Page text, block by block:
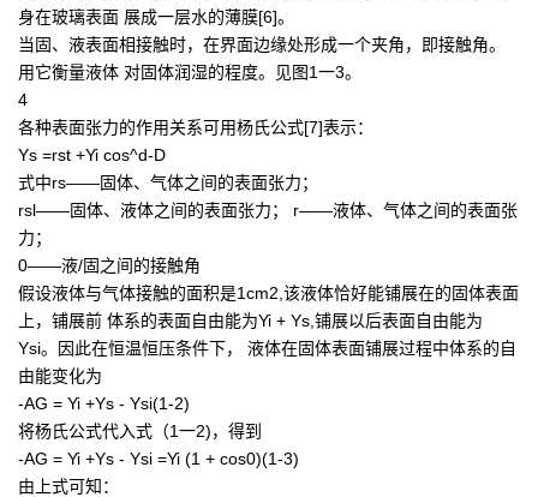
身在玻璃表面 展成一层水的薄膜[6]。
当固、液表面相接触时，在界面边缘处形成一个夹角，即接触角。
用它衡量液体 对固体润湿的程度。见图1一3。
4
各种表面张力的作用关系可用杨氏公式[7]表示：
Ys =rst +Yi cos^d-D
式中rs——固体、气体之间的表面张力；
rsl——固体、液体之间的表面张力； r——液体、气体之间的表面张
力；
0——液/固之间的接触角
假设液体与气体接触的面积是1cm2,该液体恰好能铺展在的固体表面
上，铺展前 体系的表面自由能为Yi + Ys,铺展以后表面自由能为
Ysi。因此在恒温恒压条件下， 液体在固体表面铺展过程中体系的自
由能变化为
-AG = Yi +Ys - Ysi(1-2)
将杨氏公式代入式（1一2)，得到
-AG = Yi +Ys - Ysi =Yi (1 + cos0)(1-3)
由上式可知：